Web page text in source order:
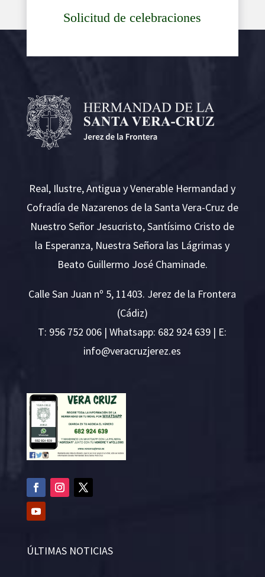
Solicitud de celebraciones
Real, Ilustre, Antigua y Venerable Hermandad y
Cofradía de Nazarenos de la Santa Vera-Cruz de
Nuestro Señor Jesucristo, Santísimo Cristo de
la Esperanza, Nuestra Señora las Lágrimas y
Beato Guillermo José Chaminade.
Calle San Juan nº 5, 11403. Jerez de la Frontera
(Cádiz)
T: 956 752 006 | Whatsapp: 682 924 639 | E:
se.ze
rejzu
rcare
v@ofn
i
ÚLTIMAS NOTICIAS